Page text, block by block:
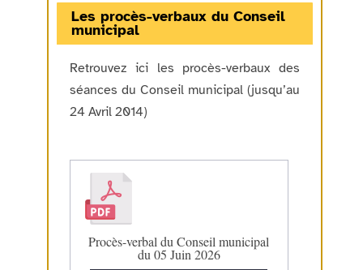
Les procès-verbaux du Conseil
municipal
Retrouvez ici les procès-verbaux des
séances du Conseil municipal (jusqu’au
24 Avril 2014)
Procès-verbal du Conseil municipal
du 05 Juin 2026